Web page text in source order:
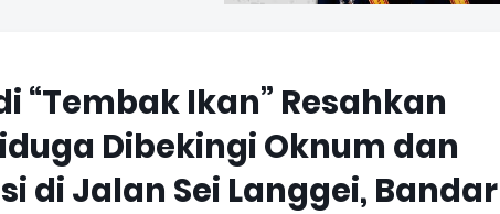
“Tembak Ikan” Resahkan
Dibekingi Oknum dan
di Jalan Sei Langgei, Bandar